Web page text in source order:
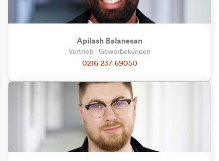
Apilash Balanesan
Vertrieb - Gewerbekunden
0216 237 69050